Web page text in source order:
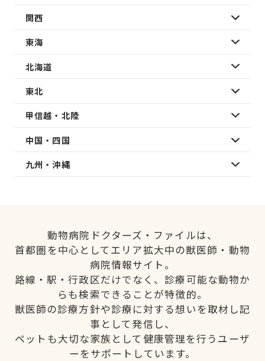
関西
東海
北海道
東北
甲信越・北陸
中国・四国
九州・沖縄
動物病院ドクターズ・ファイルは、
首都圏を中心としてエリア拡大中の獣医師・動物
病院情報サイト。
路線・駅・行政区だけでなく、診療可能な動物か
らも検索できることが特徴的。
獣医師の診療方針や診療に対する想いを取材し記
事として発信し、
ペットも大切な家族として健康管理を行うユーザ
ーをサポートしています。